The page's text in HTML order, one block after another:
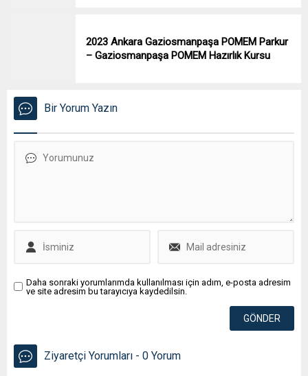
2023 Ankara Gaziosmanpaşa POMEM Parkur
– Gaziosmanpaşa POMEM Hazırlık Kursu
Bir Yorum Yazın
Daha sonraki yorumlarımda kullanılması için adım, e-posta adresim
ve site adresim bu tarayıcıya kaydedilsin.
Ziyaretçi Yorumları - 0 Yorum